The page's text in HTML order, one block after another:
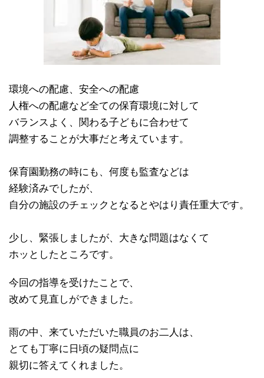
環境への配慮、安全への配慮
人権への配慮など全ての保育環境に対して
バランスよく、関わる子どもに合わせて
調整することが大事だと考えています。
保育園勤務の時にも、何度も監査などは
経験済みでしたが、
自分の施設のチェックとなるとやはり責任重大です。
少し、緊張しましたが、大きな問題はなくて
ホッとしたところです。
今回の指導を受けたことで、
改めて見直しができました。
雨の中、来ていただいた職員のお二人は、
とても丁寧に日頃の疑問点に
親切に答えてくれました。